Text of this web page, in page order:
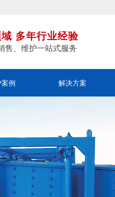
多年行业经验
售、维护一站式服务
例 解决方案